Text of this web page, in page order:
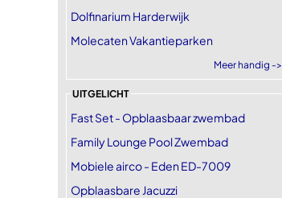
Dolfinarium Harderwijk
Molecaten Vakantieparken
Meer handig ->
UITGELICHT
Fast Set - Opblaasbaar zwembad
Family Lounge Pool Zwembad
Mobiele airco - Eden ED-7009
Opblaasbare Jacuzzi